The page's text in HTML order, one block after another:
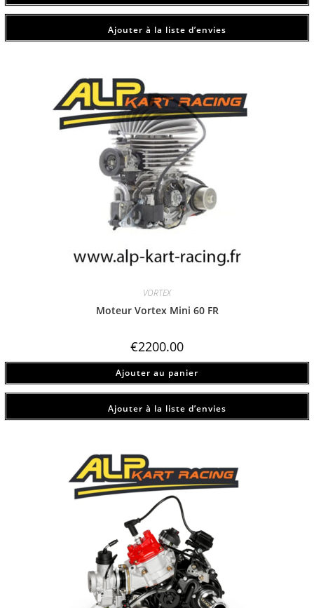
Ajouter à la liste d’envies
VORTEX
Moteur Vortex Mini 60 FR
€2200.00
Ajouter au panier
Ajouter à la liste d’envies